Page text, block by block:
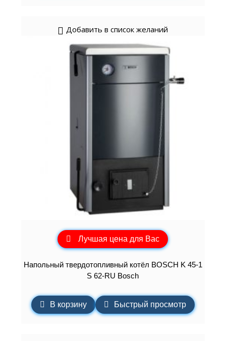
Добавить в список желаний
Лучшая цена для Вас
Напольный твердотопливный котёл BOSCH K 45-1
S 62-RU Bosch
В корзину Быстрый просмотр